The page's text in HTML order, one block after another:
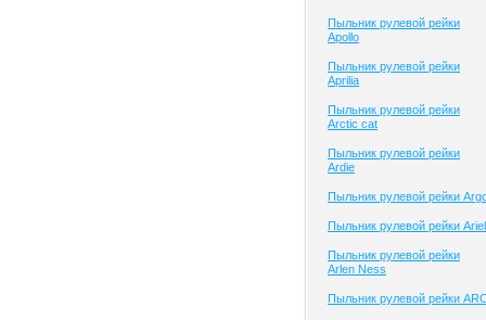
Пыльник рулевой рейки
Apollo
Пыльник рулевой рейки
Aprilia
Пыльник рулевой рейки
Arctic cat
Пыльник рулевой рейки
Ardie
Пыльник рулевой рейки
Пыльник рулевой рейки Ariel
Пыльник рулевой рейки
Arlen Ness
Пыльник рулевой рейки